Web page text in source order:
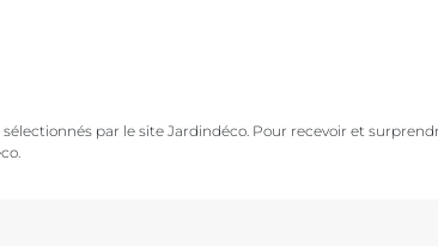
par le site Jardindéco. Pour recevoir et